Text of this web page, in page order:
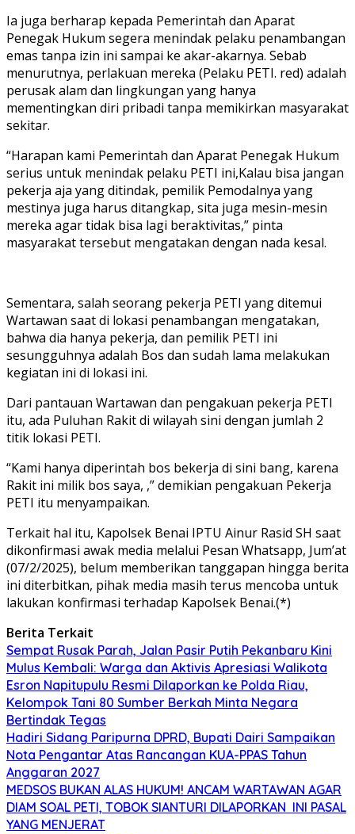
Ia juga berharap kepada Pemerintah dan Aparat
Penegak Hukum segera menindak pelaku penambangan
emas tanpa izin ini sampai ke akar-akarnya. Sebab
menurutnya, perlakuan mereka (Pelaku PETI. red) adalah
perusak alam dan lingkungan yang hanya
mementingkan diri pribadi tanpa memikirkan masyarakat
sekitar.
“Harapan kami Pemerintah dan Aparat Penegak Hukum
serius untuk menindak pelaku PETI ini,Kalau bisa jangan
pekerja aja yang ditindak, pemilik Pemodalnya yang
mestinya juga harus ditangkap, sita juga mesin-mesin
mereka agar tidak bisa lagi beraktivitas,” pinta
masyarakat tersebut mengatakan dengan nada kesal.
Sementara, salah seorang pekerja PETI yang ditemui
Wartawan saat di lokasi penambangan mengatakan,
bahwa dia hanya pekerja, dan pemilik PETI ini
sesungguhnya adalah Bos dan sudah lama melakukan
kegiatan ini di lokasi ini.
Dari pantauan Wartawan dan pengakuan pekerja PETI
itu, ada Puluhan Rakit di wilayah sini dengan jumlah 2
titik lokasi PETI.
“Kami hanya diperintah bos bekerja di sini bang, karena
Rakit ini milik bos saya, ,” demikian pengakuan Pekerja
PETI itu menyampaikan.
Terkait hal itu, Kapolsek Benai IPTU Ainur Rasid SH saat
dikonfirmasi awak media melalui Pesan Whatsapp, Jum’at
(07/2/2025), belum memberikan tanggapan hingga berita
ini diterbitkan, pihak media masih terus mencoba untuk
lakukan konfirmasi terhadap Kapolsek Benai.(*)
Berita Terkait
Sempat Rusak Parah, Jalan Pasir Putih Pekanbaru Kini
Mulus Kembali: Warga dan Aktivis Apresiasi Walikota
Esron Napitupulu Resmi Dilaporkan ke Polda Riau,
Kelompok Tani 80 Sumber Berkah Minta Negara
Bertindak Tegas
Hadiri Sidang Paripurna DPRD, Bupati Dairi Sampaikan
Nota Pengantar Atas Rancangan KUA-PPAS Tahun
Anggaran 2027
MEDSOS BUKAN ALAS HUKUM! ANCAM WARTAWAN AGAR
DIAM SOAL PETI, TOBOK SIANTURI DILAPORKAN INI PASAL
YANG MENJERAT